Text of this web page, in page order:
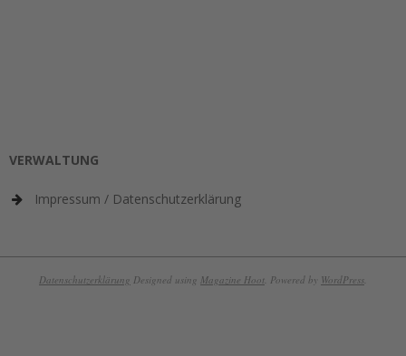
VERWALTUNG
Impressum / Datenschutzerklärung
Datenschutzerklärung Designed using Magazine Hoot. Powered by WordPress.